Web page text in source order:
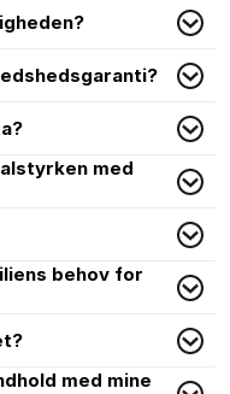
med
behov for
med mine